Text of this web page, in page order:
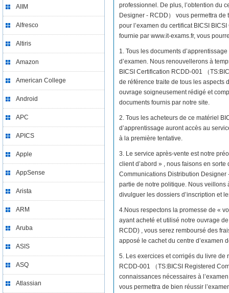
AIIM
Alfresco
Altiris
Amazon
American College
Android
APC
APICS
Apple
AppSense
Arista
ARM
Aruba
ASIS
ASQ
Atlassian
professionnel. De plus, l’obtention du
Designer - RCDD） vous permettra
pour l’examen du certificat BICSI
fournie par www.it-exams.fr, vous
1. Tous les documents
d’examen. Nous renouvellerons à
BICSI Certification RCDD-001 （
de référence traite de tous les aspects
ouvrage soigneusement rédigé et
documents fournis par notre site.
2. Tous les acheteurs de ce matériel
d’apprentissage auront accès au
à la première tentative.
3. Le service après-vente est notre
client d’abord » , nous faisons en
Communications Distribution
partie de notre politique. Nous veillons
divulguer les dossiers d’inscription et
4.Nous respectons la promesse de «
ayant acheté et utilisé notre ouvrage
RCDD) , vous serez remboursé des
apposé le cachet du centre d’examen
5. Les exercices et corrigés du livre de
RCDD-001 （TS:BICSI Registered
connaissances nécessaires à
vous permettra de bien réussir